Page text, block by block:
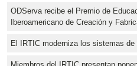
ODServa recibe el Premio de
Iberoamericano de Creación y
El IRTIC moderniza los sistemas